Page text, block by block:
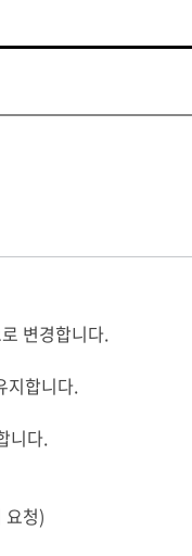
변경합니다.
지합니다.
니다.
요청)